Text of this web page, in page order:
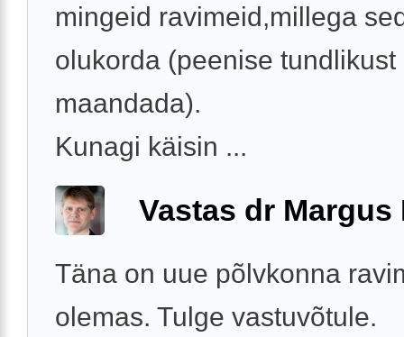
mingeid ravimeid,millega
olukorda (peenise tundlikust
maandada).
Kunagi käisin ...
Vastas dr Margus
Täna on uue põlvkonna
olemas. Tulge vastuvõtule.